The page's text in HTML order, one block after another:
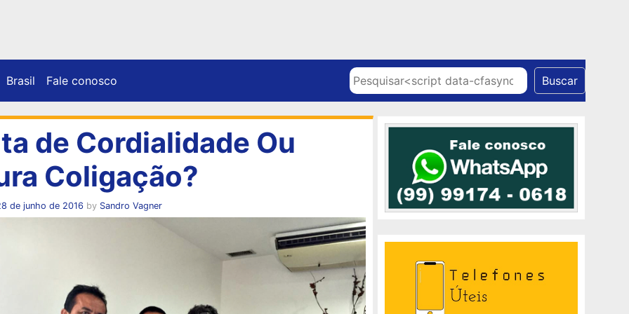
Brasil Fale conosco Pesquisar Buscar
de Cordialidade Ou
Coligação?
de junho de 2016 by Sandro Vagner